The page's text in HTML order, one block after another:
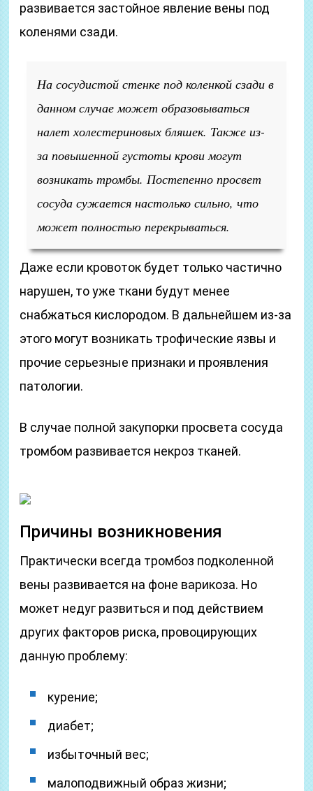
развивается застойное явление вены под
коленями сзади.
На сосудистой стенке под коленкой сзади в
данном случае может образовываться
налет холестериновых бляшек. Также из-
за повышенной густоты крови могут
возникать тромбы. Постепенно просвет
сосуда сужается настолько сильно, что
может полностью перекрываться.
Даже если кровоток будет только частично
нарушен, то уже ткани будут менее
снабжаться кислородом. В дальнейшем из-за
этого могут возникать трофические язвы и
прочие серьезные признаки и проявления
патологии.
В случае полной закупорки просвета сосуда
тромбом развивается некроз тканей.
Причины возникновения
Практически всегда тромбоз подколенной
вены развивается на фоне варикоза. Но
может недуг развиться и под действием
других факторов риска, провоцирующих
данную проблему:
курение;
диабет;
избыточный вес;
малоподвижный образ жизни;